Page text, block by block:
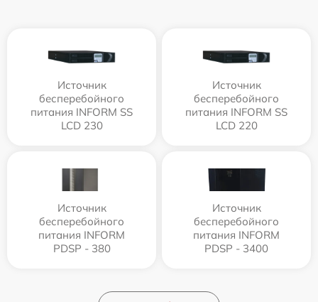
Источник
бесперебойного
питания INFORM SS
LCD 230
Источник
бесперебойного
питания INFORM SS
LCD 220
Источник
бесперебойного
питания INFORM
PDSP - 380
Источник
бесперебойного
питания INFORM
PDSP - 3400